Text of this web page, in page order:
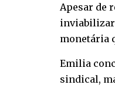
Apesar de
inviabilizar
monetária
Emilia
sindical,